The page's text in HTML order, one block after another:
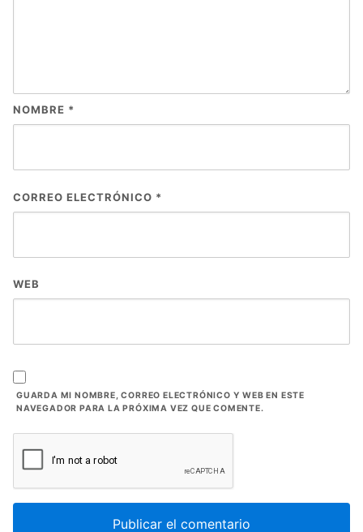
NOMBRE *
CORREO ELECTRÓNICO *
WEB
GUARDA MI NOMBRE, CORREO ELECTRÓNICO Y WEB EN ESTE
NAVEGADOR PARA LA PRÓXIMA VEZ QUE COMENTE.